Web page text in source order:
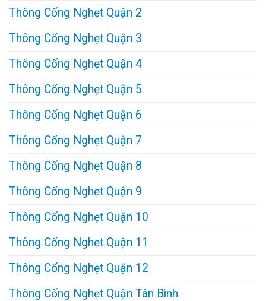
Thông Cống Nghẹt Quận 2
Thông Cống Nghẹt Quận 3
Thông Cống Nghẹt Quận 4
Thông Cống Nghẹt Quận 5
Thông Cống Nghẹt Quận 6
Thông Cống Nghẹt Quận 7
Thông Cống Nghẹt Quận 8
Thông Cống Nghẹt Quận 9
Thông Cống Nghẹt Quận 10
Thông Cống Nghẹt Quận 11
Thông Cống Nghẹt Quận 12
Thông Cống Nghẹt Quận Tân Bình